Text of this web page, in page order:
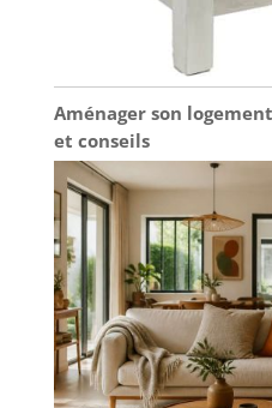
Aménager son
et conseils